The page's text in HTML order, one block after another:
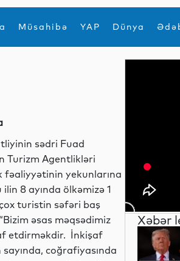
Müsahibə YAP Dünya
sədri Fuad
Turizm Agentlikləri
fəaliyyətinin yekunlarına
8 ayında ölkəmizə 1
turistin səfəri baş
əsas məqsədimiz
etdirməkdir. İnkişaf
coğrafiyasında
Xəbər